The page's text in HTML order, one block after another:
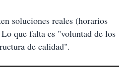
soluciones reales (horarios
que falta es "voluntad de los
de calidad".